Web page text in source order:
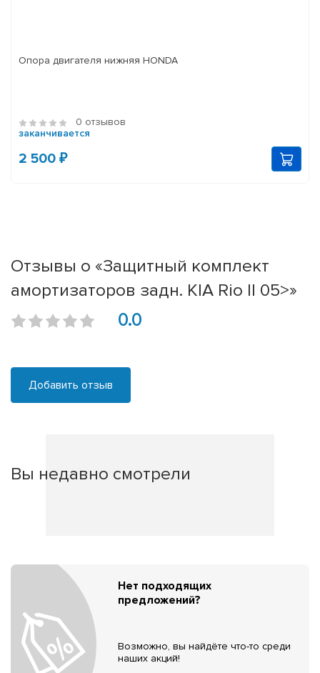
Опора двигателя нижняя HONDA
0 отзывов
заканчивается
2 500 ₽
Отзывы о «Защитный комплект
амортизаторов задн. KIA Rio II 05>»
0.0
Добавить отзыв
Вы недавно смотрели
Нет подходящих
предложений?
Возможно, вы найдёте что-то среди
наших акций!